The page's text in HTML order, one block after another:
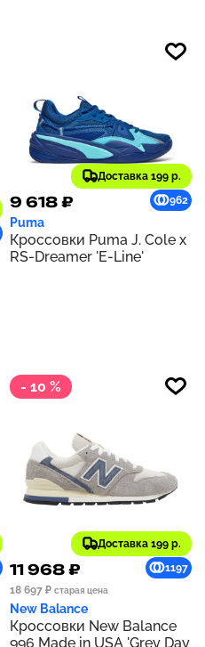
Доставка 199 р.
9 618 ₽ 962
Puma
Кроссовки Puma J. Cole x
RS-Dreamer 'E-Line'
- 10 %
Доставка 199 р.
11 968 ₽
1197
18 697 ₽ старая цена
New Balance
Кроссовки New Balance
996 Made in USA 'Grey Day